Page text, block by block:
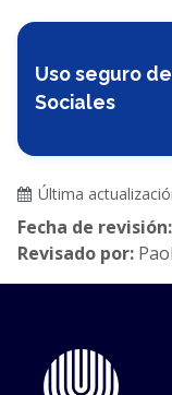
Uso seguro
Sociales
Última
Fecha de revisión:
Revisado por: